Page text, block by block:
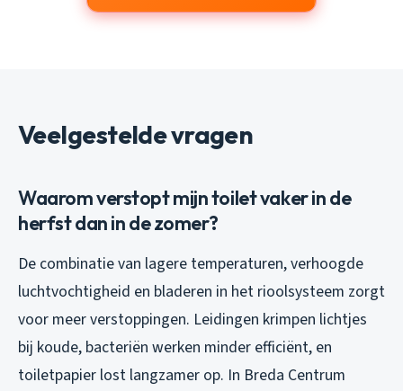
Veelgestelde vragen
Waarom verstopt mijn toilet vaker in de
herfst dan in de zomer?
De combinatie van lagere temperaturen, verhoogde
luchtvochtigheid en bladeren in het rioolsysteem zorgt
voor meer verstoppingen. Leidingen krimpen lichtjes
bij koude, bacteriën werken minder efficiënt, en
toiletpapier lost langzamer op. In Breda Centrum